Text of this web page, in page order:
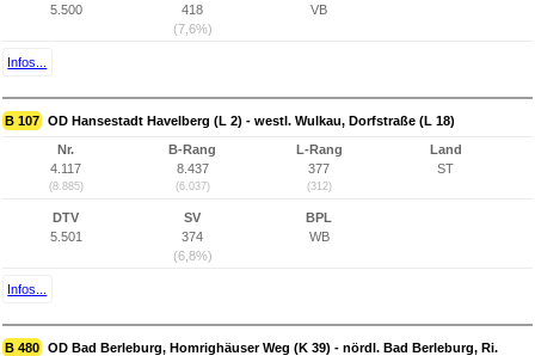
5.500
418
(7,6%)
VB
Infos...
B 107 OD Hansestadt Havelberg (L 2) - westl. Wulkau, Dorfstraße (L 18)
Nr.
4.117
(8.885)
B-Rang
8.437
(6.037)
L-Rang
377
(312)
Land
ST
DTV
5.501
SV
374
(6,8%)
BPL
WB
Infos...
B 480 OD Bad Berleburg, Homrighäuser Weg (K 39) - nördl. Bad Berleburg, Ri.